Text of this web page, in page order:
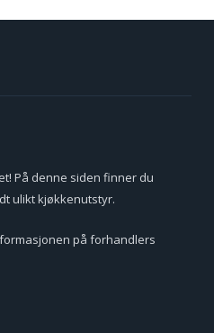
På denne siden finner du
ulikt kjøkkenutstyr.
på forhandlers